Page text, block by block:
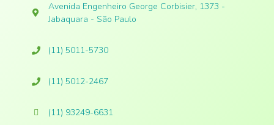
Avenida Engenheiro George Corbisier, 1373 -
Jabaquara - São Paulo
(11) 5011-5730
(11) 5012-2467​
(11) 93249-6631